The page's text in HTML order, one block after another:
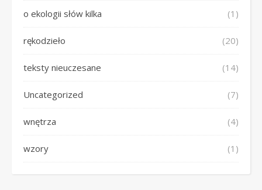
o ekologii słów kilka (1)
rękodzieło (20)
teksty nieuczesane (14)
Uncategorized (7)
wnętrza (4)
wzory (1)